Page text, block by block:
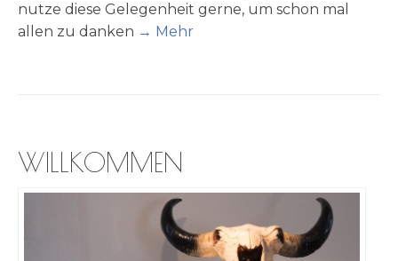
nut­ze die­se Gele­gen­heit ger­ne, um schon mal
allen zu dan­ken → Mehr
WILLKOMMEN